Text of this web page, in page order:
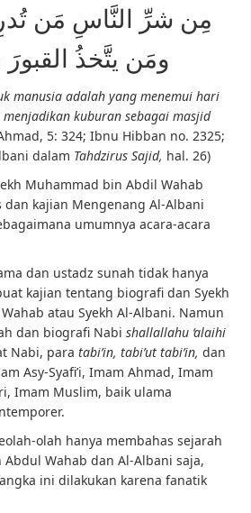
مِن شرِّ النَّاسِ مَن
ومَن يتَّخذُ
manusia adalah yang menemui hari
kuburan sebagai masjid
5: 324; Ibnu Hibban no. 2325;
dalam Tahdzirus Sajid, hal. 26)
Muhammad bin Abdil Wahab
kajian Mengenang Al-Albani
umumnya acara-acara
dan ustadz sunah tidak hanya
kajian tentang biografi dan Syekh
atau Syekh Al-Albani. Namun
dan biografi Nabi shallallahu ‘alaihi
Nabi, para tabi’in, tabi’ut tabi’in, dan
Asy-Syafi’i, Imam Ahmad, Imam
Imam Muslim, baik ulama
olah hanya membahas sejarah
Wahab dan Al-Albani saja,
ini dilakukan karena fanatik